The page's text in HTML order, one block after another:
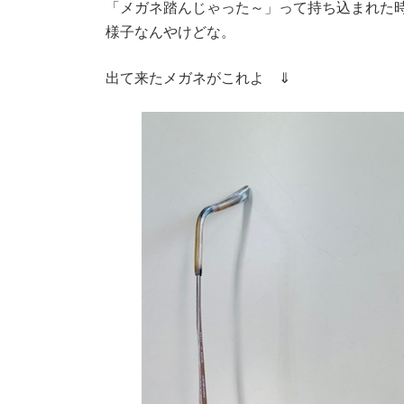
「メガネ踏んじゃった～」って持ち込まれた
様子なんやけどな。
出て来たメガネがこれよ ⇓